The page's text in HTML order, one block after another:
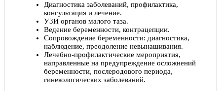
Диагностика заболеваний, профилактика,
консультация и лечение.
УЗИ органов малого таза.
Ведение беременности, контрацепции.
Сопровождение беременности: диагностика,
наблюдение, преодоление невынашивания.
Лечебно-профилактические мероприятия,
направленные на предупреждение осложнений
беременности, послеродового периода,
гинекологических заболеваний.